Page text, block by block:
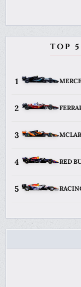
TOP
1
2
3
4 RED
5